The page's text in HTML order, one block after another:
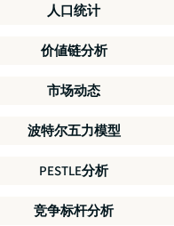
人口统计
价値链分析
市场动态
波特尔五力模型
PESTLE分析
竞争标杆分析